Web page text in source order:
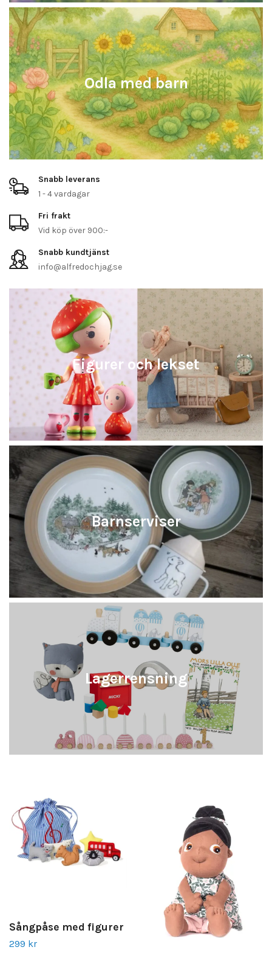
Odla med barn
Snabb leverans
1 - 4 vardagar
Fri frakt
Vid köp över 900:-
Snabb kundtjänst
info@alfredochjag.se
Figurer och lekset
Barnserviser
Lagerrensning
Sångpåse med figurer
299 kr